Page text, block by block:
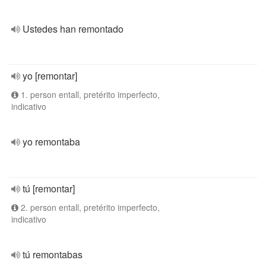
Ustedes han remontado
yo [remontar]
1. person entall, pretérito imperfecto,
indicativo
yo remontaba
tú [remontar]
2. person entall, pretérito imperfecto,
indicativo
tú remontabas